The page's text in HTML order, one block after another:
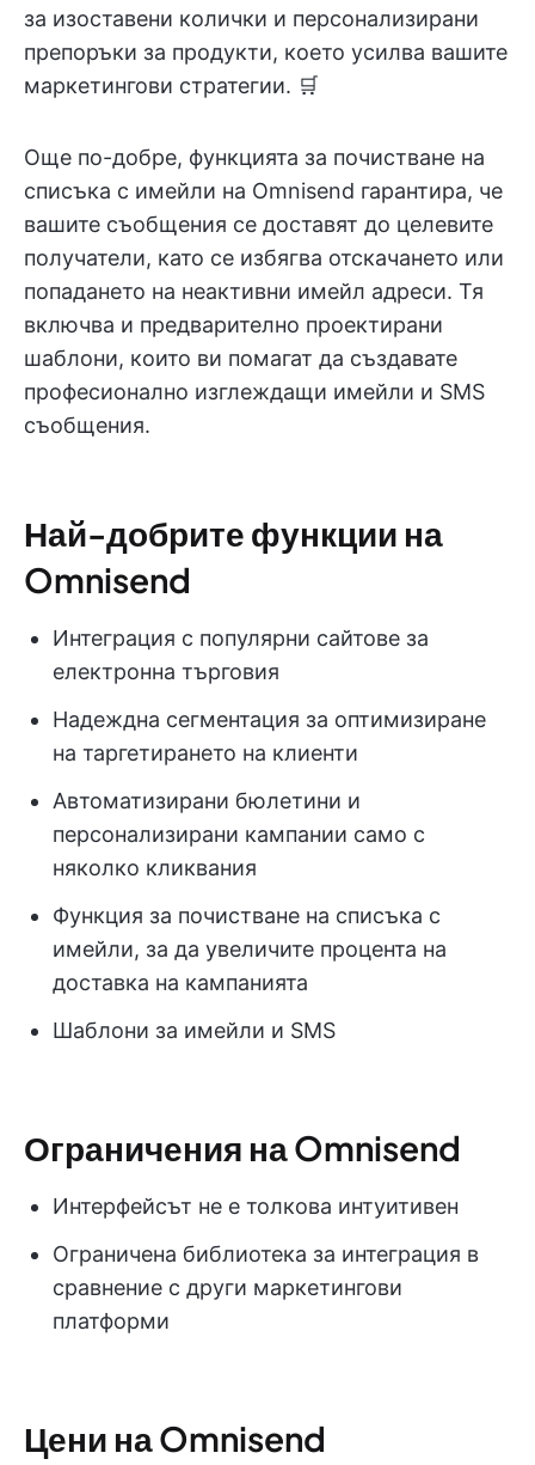
за изоставени колички и персонализирани
препоръки за продукти, което усилва вашите
маркетингови стратегии. 🛒
Още по-добре, функцията за почистване на
списъка с имейли на Omnisend гарантира, че
вашите съобщения се доставят до целевите
получатели, като се избягва отскачането или
попадането на неактивни имейл адреси. Тя
включва и предварително проектирани
шаблони, които ви помагат да създавате
професионално изглеждащи имейли и SMS
съобщения.
Най-добрите функции на
Omnisend
Интеграция с популярни сайтове за
електронна търговия
Надеждна сегментация за оптимизиране
на таргетирането на клиенти
Автоматизирани бюлетини и
персонализирани кампании само с
няколко кликвания
Функция за почистване на списъка с
имейли, за да увеличите процента на
доставка на кампанията
Шаблони за имейли и SMS
Ограничения на Omnisend
Интерфейсът не е толкова интуитивен
Ограничена библиотека за интеграция в
сравнение с други маркетингови
платформи
Цени на Omnisend